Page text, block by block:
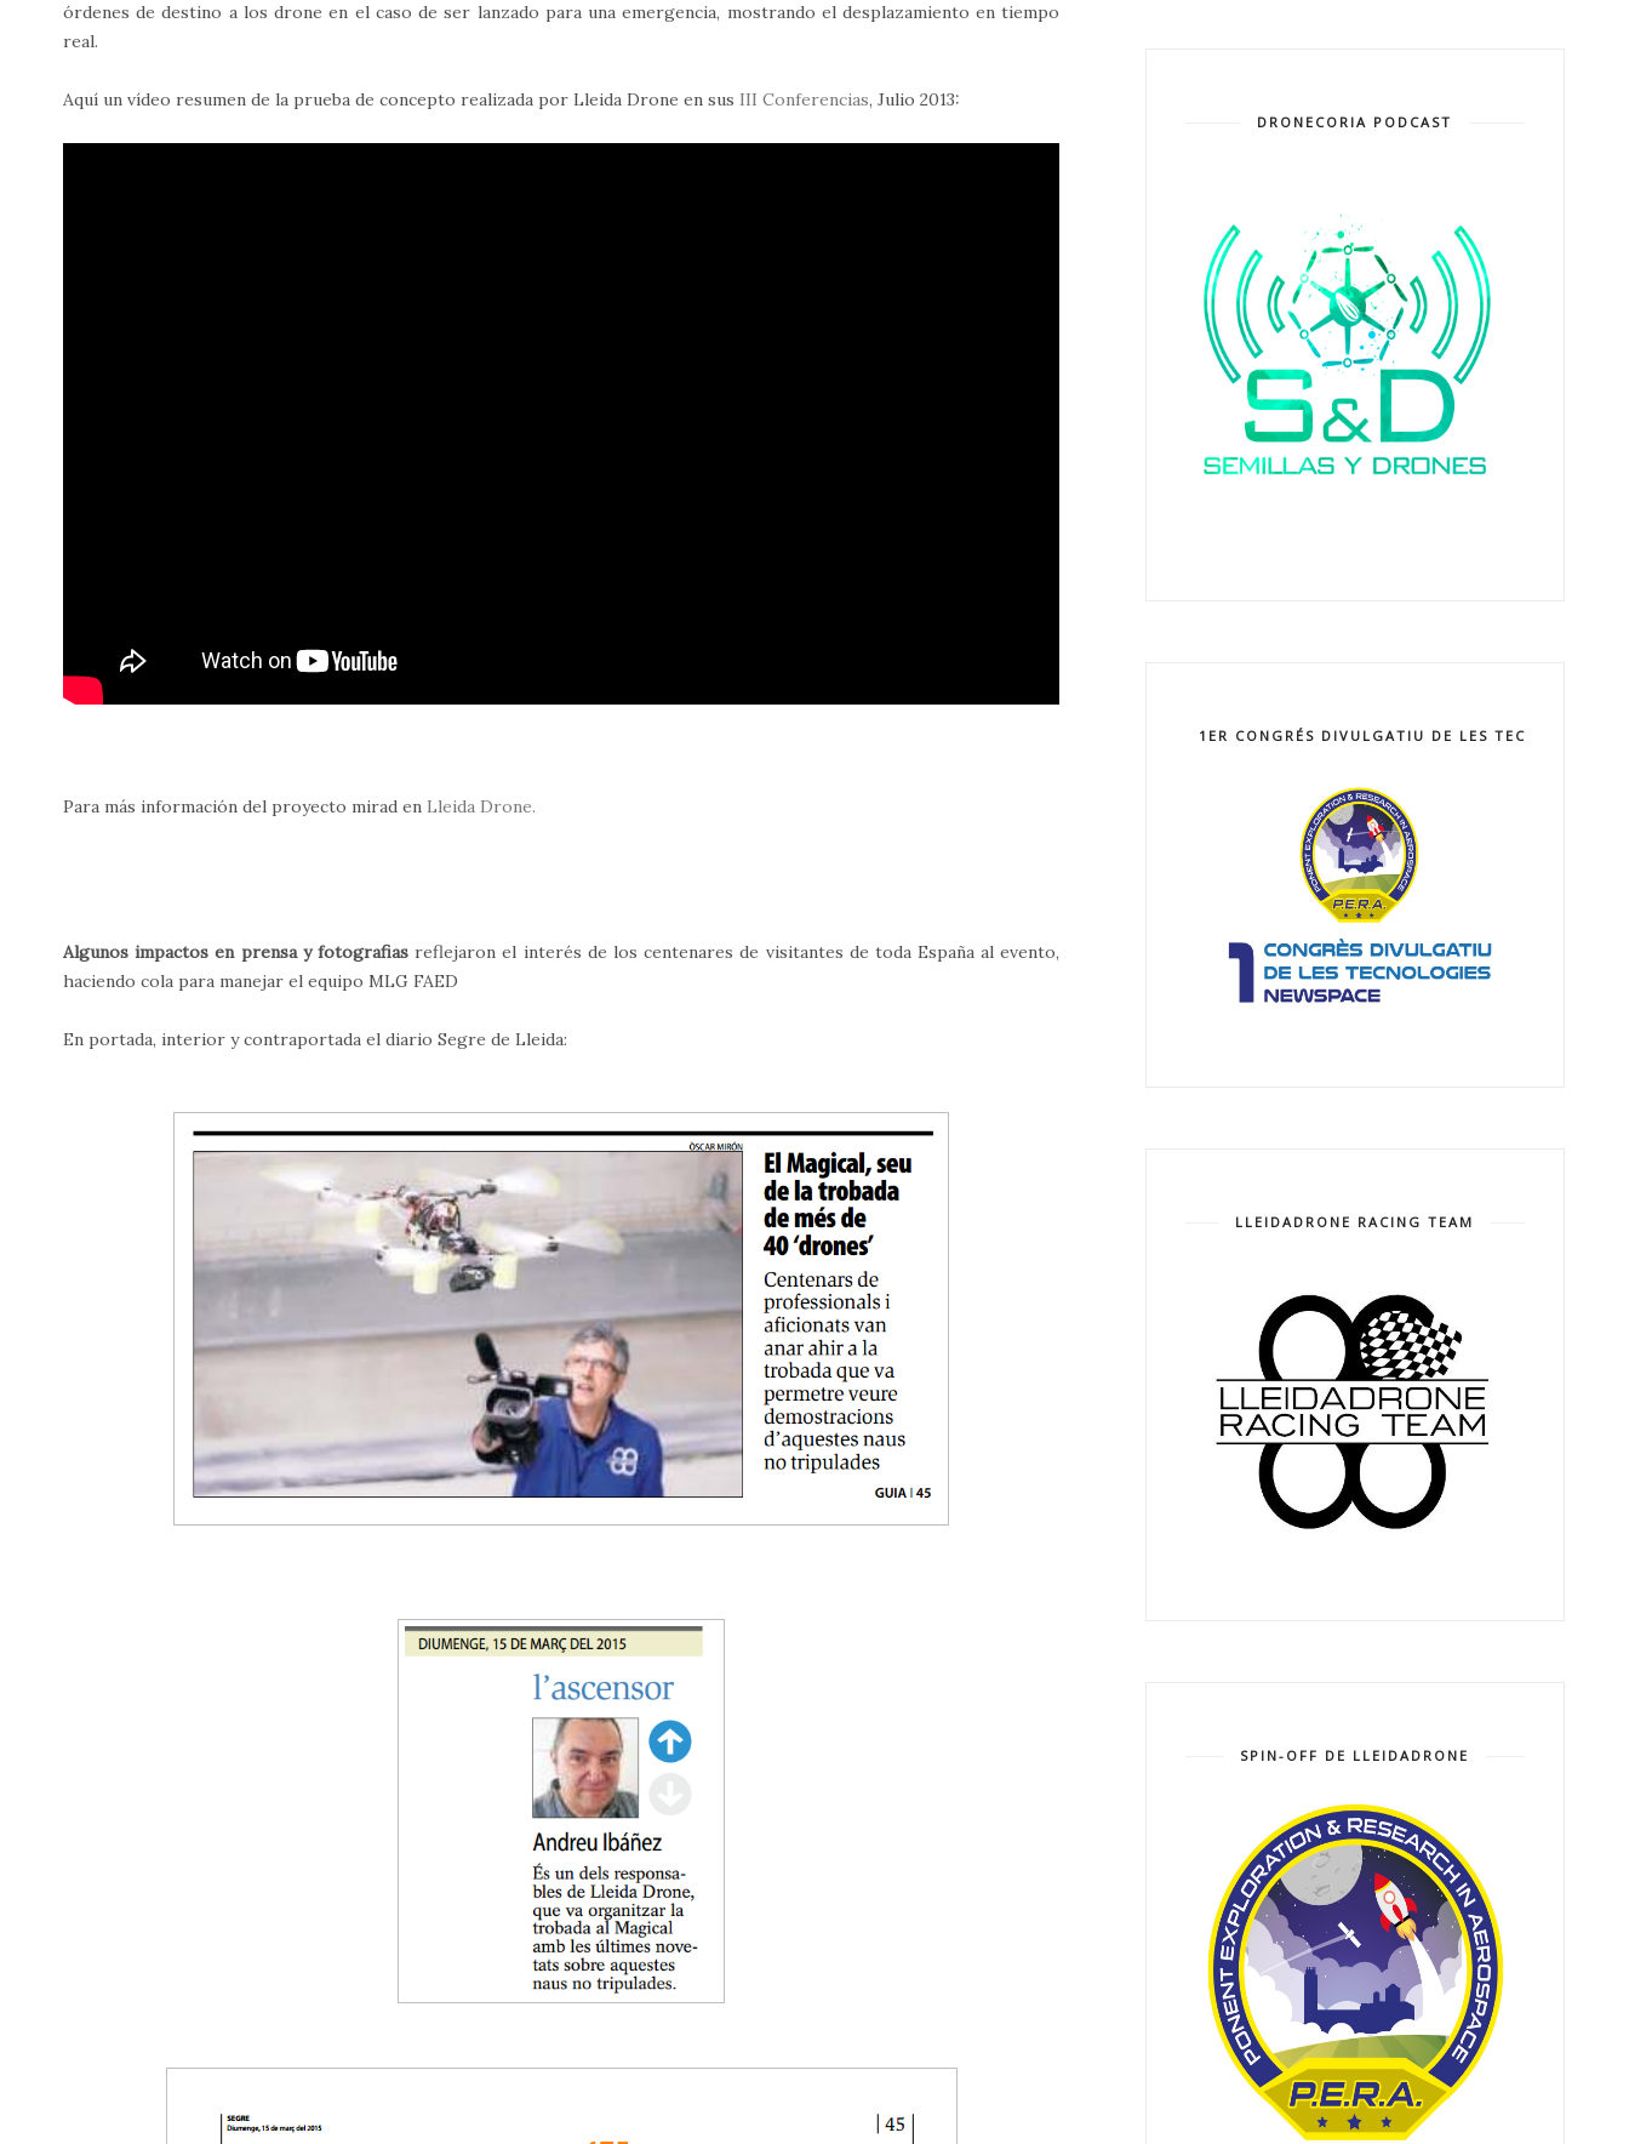
órdenes de destino a los drone en el caso de ser lanzado para una emergencia, mostrando el desplazamiento en tiempo
real.
Aquí un vídeo resumen de la prueba de concepto realizada por Lleida Drone en sus III Conferencias, Julio 2013:
Para más información del proyecto mirad en Lleida Drone.
Algunos impactos en prensa y fotografiasreflejaron el interés de los centenares de visitantes de toda España al evento,
haciendo cola para manejar el equipo MLG FAED
En portada, interior y contraportada el diario Segre de Lleida:
DRONECORIA PODCAST
1ER CONGRÉS DIVULGATIU DE LES TECNOLOGIES
LLEIDADRONE RACING TEAM
SPIN-OFF DE LLEIDADRONE